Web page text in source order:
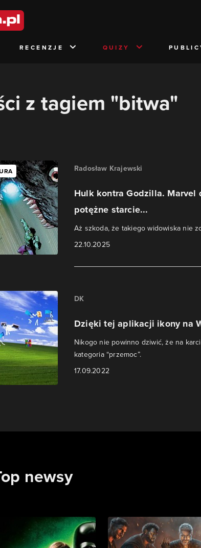
RECENZJE QUIZY
z tagiem "bitwa"
Radosław Krajewski
Hulk kontra Godzilla.
potężne starcie...
Aż szkoda, że takiego widowiska nie
22.10.2025
DK
Dzięki tej aplikacji ikony na
Nikogo nie powinno dziwić, że na
kategoria “przemoc”.
17.09.2022
newsy